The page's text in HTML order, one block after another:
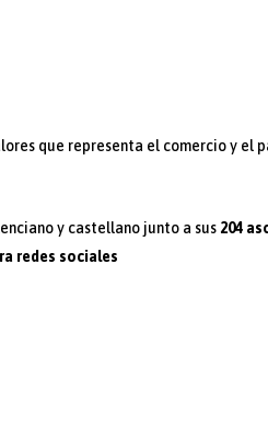
que representa el comercio y el
y castellano junto a sus 204
redes sociales